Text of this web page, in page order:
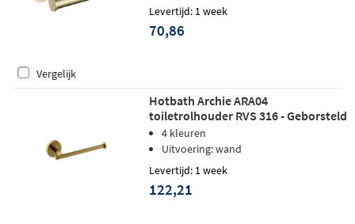
Levertijd: 1 week
70,86
Vergelijk
Hotbath Archie ARA04
toiletrolhouder RVS 316 - Geborsteld
Messing PVD
4 kleuren
Uitvoering: wand
Levertijd: 1 week
122,21